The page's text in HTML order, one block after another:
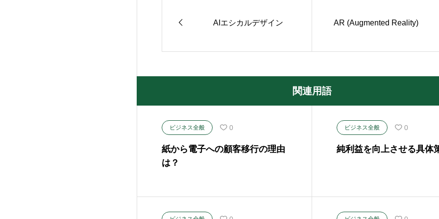
AIエシカルデザイン AR (Augmented Reality)
関連用語
ビジネス全般 0
紙から電子への顧客移行の理由
は？
ビジネス全般 0
純利益を向上させる具体